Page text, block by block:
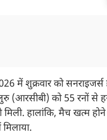
में शुक्रवार को
(आरसीबी) को 55 रनों से
हालांकि, मैच खत्म